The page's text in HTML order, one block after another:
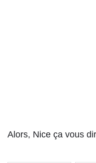
Alors, Nice ça vous